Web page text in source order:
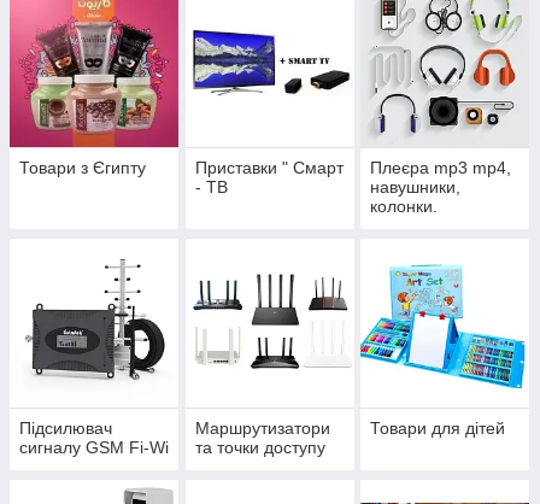
Товари з Єгипту
Приставки " Смарт
- ТВ
Плеєра mp3 mp4,
навушники,
колонки.
Підсилювач
сигналу GSM Fi-Wi
Маршрутизатори
та точки доступу
Товари для дітей